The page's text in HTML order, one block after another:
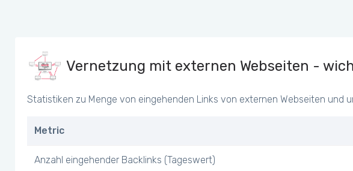
Vernetzung mit externen Webseiten -
Statistiken zu Menge von eingehenden Links von externen Webseiten und
Metric
Anzahl eingehender Backlinks (Tageswert)